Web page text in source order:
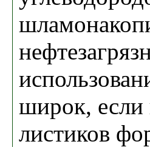
широк, если
листиков